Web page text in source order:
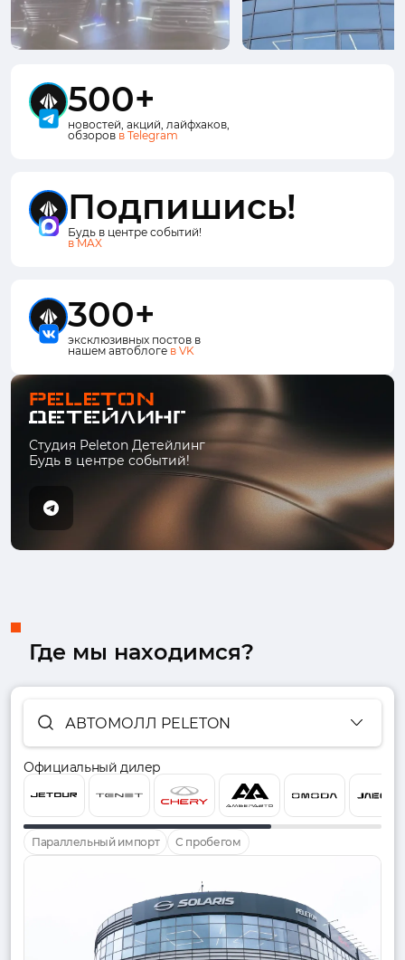
500+
новостей, акций, лайфхаков,
обзоров в Telegram
Подпишись!
Будь в центре событий!
в MAX
300+
эксклюзивных постов в
нашем автоблоге в VK
Студия Peleton Детейлинг
Будь в центре событий!
Где мы находимся?
АВТОМОЛЛ PELETON
Официальный дилер
Параллельный импорт С пробегом